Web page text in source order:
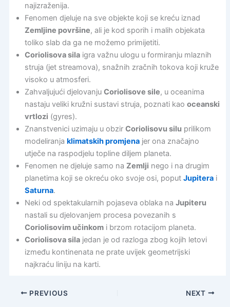
najizraženija.
Fenomen djeluje na sve objekte koji se kreću iznad
Zemljine površine, ali je kod sporih i malih objekata
toliko slab da ga ne možemo primijetiti.
Coriolisova silaigra važnu ulogu u formiranju mlaznih
struja (jet streamova), snažnih zračnih tokova koji kruže
visoko u atmosferi.
Zahvaljujući djelovanju Coriolisove sile, u oceanima
nastaju veliki kružni sustavi struja, poznati kao oceanski
vrtlozi (gyres).
Znanstvenici uzimaju u obzir Coriolisovu silu prilikom
modeliranja klimatskih promjenajer ona značajno
utječe na raspodjelu topline diljem planeta.
Fenomen ne djeluje samo na Zemlji nego i na drugim
planetima koji se okreću oko svoje osi, poput Jupiterai
Saturna.
Neki od spektakularnih pojaseva oblaka na Jupiteru
nastali su djelovanjem procesa povezanih s
Coriolisovim učinkomi brzom rotacijom planeta.
Coriolisova silajedan je od razloga zbog kojih letovi
između kontinenata ne prate uvijek geometrijski
najkraću liniju na karti.
PREVIOUS NEXT